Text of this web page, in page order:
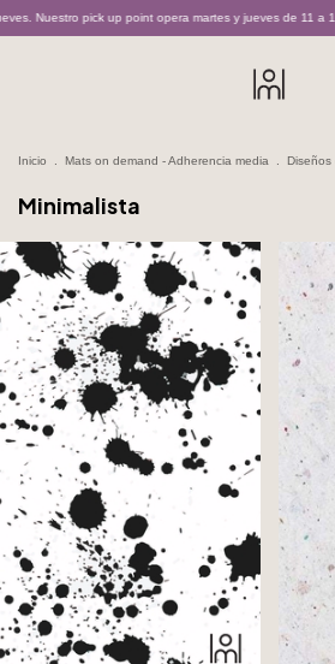
Nuestro pick up point opera martes y jueves de 11 a
Inicio Mats on demand - Adherencia media Diseños
Minimalista